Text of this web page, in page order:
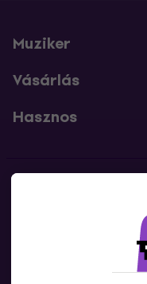
Muziker
Vásárlás
Hasznos